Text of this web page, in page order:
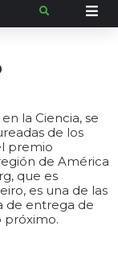
la Ciencia, se
de los
premio
de América
que es
es una de las
de entrega de
próximo.